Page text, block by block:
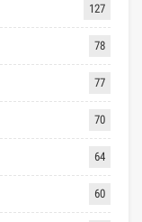
127
78
77
70
64
60